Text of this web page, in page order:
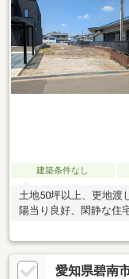
道路に面しているので
司法書士売主指定
建築条件なし
土地50坪以上、更地渡
陽当り良好、閑静な住
愛知県碧南